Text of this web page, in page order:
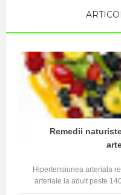
Remedii
Hipertensiunea arteriala
arteriale la adult peste